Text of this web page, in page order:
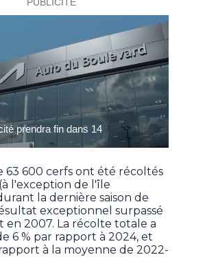
63 600 cerfs ont été récoltés
l'exception de l'île
la dernière saison de
exceptionnel surpassé
2007. La récolte totale a
6 % par rapport à 2024, et
à la moyenne de 2022-